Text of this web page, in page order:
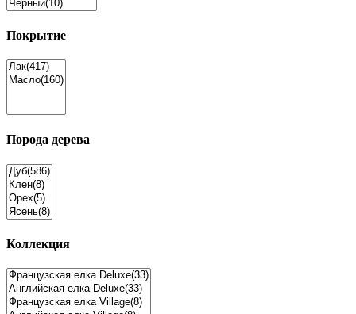
Покрытие
Порода дерева
Коллекция